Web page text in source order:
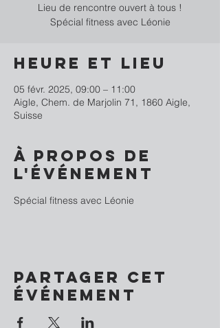
Lieu de rencontre ouvert à tous !
Spécial fitness avec Léonie
Heure et lieu
05 févr. 2025, 09:00 – 11:00
Aigle, Chem. de Marjolin 71, 1860 Aigle,
Suisse
À propos de
l'événement
Spécial fitness avec Léonie
Partager cet
événement